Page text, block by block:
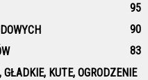
95
90
83
KUTE, OGRODZENIE